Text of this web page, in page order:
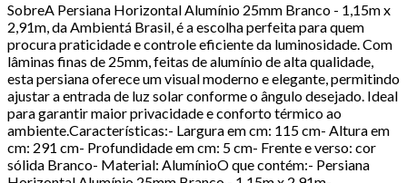
SobreA Persiana Horizontal Alumínio 25mm Branco - 1,15m x
2,91m, da Ambientá Brasil, é a escolha perfeita para quem
procura praticidade e controle eficiente da luminosidade. Com
lâminas finas de 25mm, feitas de alumínio de alta qualidade,
esta persiana oferece um visual moderno e elegante, permitindo
ajustar a entrada de luz solar conforme o ângulo desejado. Ideal
para garantir maior privacidade e conforto térmico ao
ambiente.Características:- Largura em cm: 115 cm- Altura em
cm: 291 cm- Profundidade em cm: 5 cm- Frente e verso: cor
sólida Branco- Material: AlumínioO que contém:- Persiana